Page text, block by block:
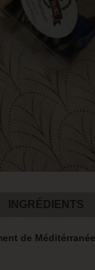
INGRÉDIENTS
de